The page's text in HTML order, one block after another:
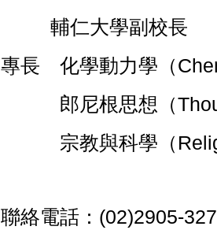
輔仁大學副校長
專長 化學動力學（
郎尼根思想（
宗教與科學（
聯絡電話：(02)2905-